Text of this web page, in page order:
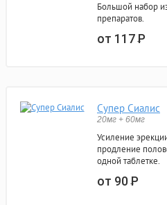
Большой набор
препаратов.
от 117Р
Супер Сиалис
20мг + 60мг
Усиление
продление
одной таблетке.
от 90Р